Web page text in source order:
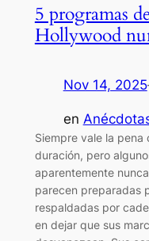
5 programas
Hollywood
Nov 14, 2025
en
Siempre vale la pena
duración, pero
aparentemente
parecen preparadas
respaldadas por
en dejar que sus